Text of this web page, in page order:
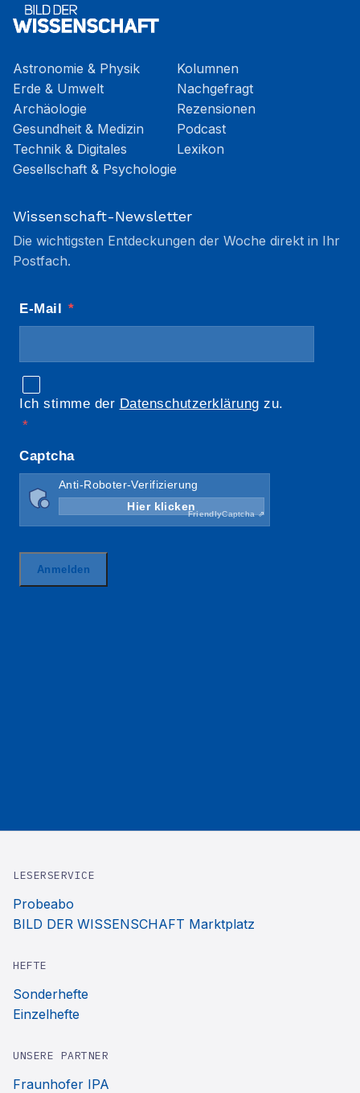
Astronomie & Physik
Erde & Umwelt
Archäologie
Gesundheit & Medizin
Technik & Digitales
Gesellschaft & Psychologie
Kolumnen
Nachgefragt
Rezensionen
Podcast
Lexikon
Wissenschaft-Newsletter
Die wichtigsten Entdeckungen der Woche direkt in Ihr
Postfach.
LESERSERVICE
Probeabo
BILD DER WISSENSCHAFT Marktplatz
HEFTE
Sonderhefte
Einzelhefte
UNSERE PARTNER
Fraunhofer IPA